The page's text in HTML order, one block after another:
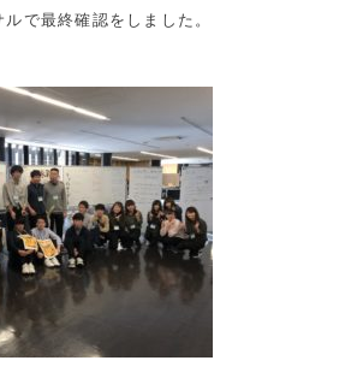
で最終確認をしました。